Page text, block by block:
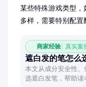
某些特殊游戏类型
多样，需要特别配置
商家经验 真实案
遮白发的笔怎么
本文从成分安全性
选遮白发笔，帮助